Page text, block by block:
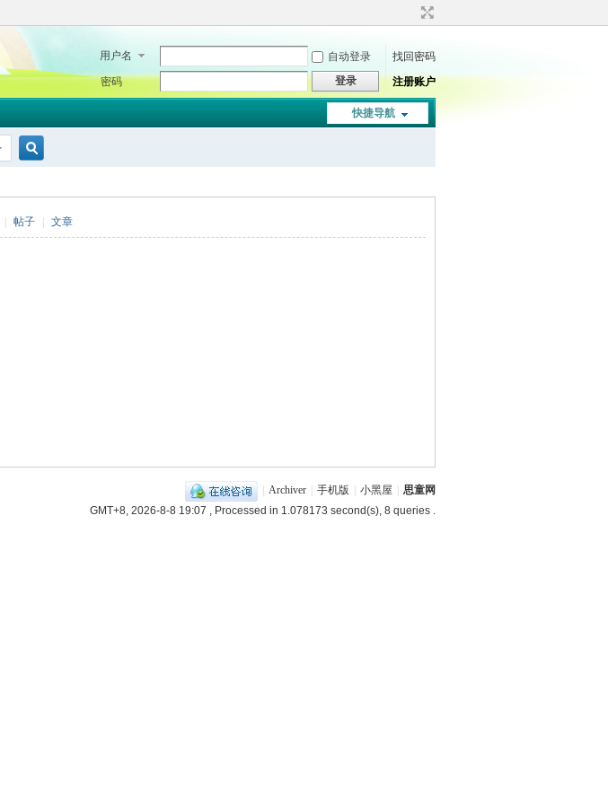
用户名 自动登录
找回密码
密码
登录 注册账户
快捷导航
帖子 文章
Archiver 手机版 小黑屋
思童网
GMT+8, 2026-8-8 19:07 , Processed in 1.078173 second(s), 8 queries .